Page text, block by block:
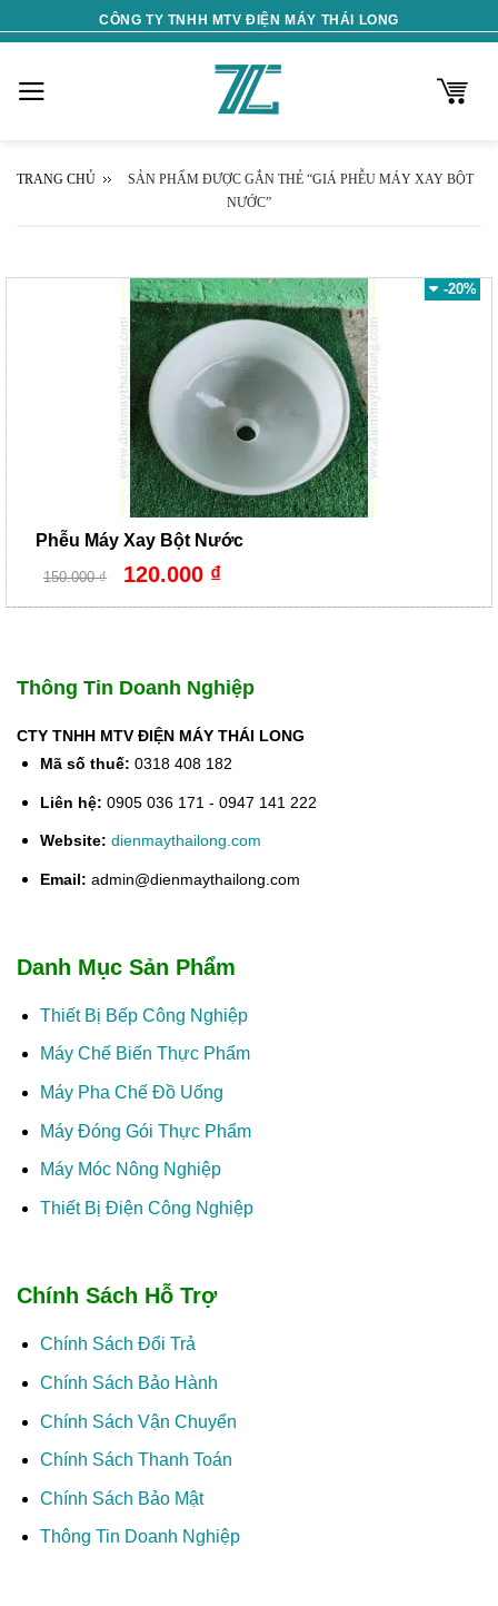
to
CÔNG TY TNHH MTV ĐIỆN MÁY THÁI LONG
TRANG CHỦ
SẢN PHẨM ĐƯỢC GẮN THẺ “GIÁ PHỄU MÁY XAY BỘT
NƯỚC”
-20%
Phễu Máy Xay Bột Nước
150.000₫
Giá
gốc
150.000 ₫.
120.000 ₫Giá
hiện
là:
Thông Tin Doanh Nghiệp
CTY TNHH MTV ĐIỆN MÁY THÁI LONG
Mã số thuế: 0318 408 182
Liên hệ: 0905 036 171 - 0947 141 222
Website: dienmaythailong.com
Email: admin@dienmaythailong.com
Danh Mục Sản Phẩm
Thiết Bị Bếp Công Nghiệp
Máy Chế Biến Thực Phẩm
Máy Pha Chế Đồ Uống
Máy Đóng Gói Thực Phẩm
Máy Móc Nông Nghiệp
Thiết Bị Điện Công Nghiệp
Chính Sách Hỗ Trợ
Chính Sách Đổi Trả
Chính Sách Bảo Hành
Chính Sách Vận Chuyển
Chính Sách Thanh Toán
Chính Sách Bảo Mật
Thông Tin Doanh Nghiệp